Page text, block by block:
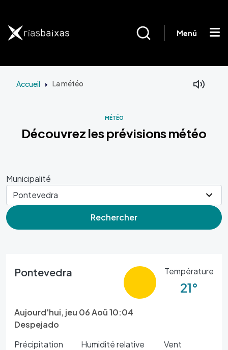
Menú
Accueil La météo
MÉTÉO
Découvrez les prévisions météo
Municipalité
Rechercher
Pontevedra Température
21°
Précipitation
Humidité relative
Vent
Aujourd'hui, jeu 06 Aoû 10:04
Despejado